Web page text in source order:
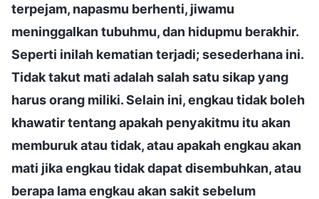
terpejam, napasmu berhenti, jiwamu
meninggalkan tubuhmu, dan hidupmu berakhir.
Seperti inilah kematian terjadi; sesederhana ini.
Tidak takut mati adalah salah satu sikap yang
harus orang miliki. Selain ini, engkau tidak boleh
khawatir tentang apakah penyakitmu itu akan
memburuk atau tidak, atau apakah engkau akan
mati jika engkau tidak dapat disembuhkan, atau
berapa lama engkau akan sakit sebelum